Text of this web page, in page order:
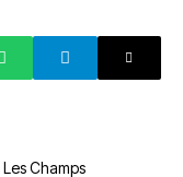
Les Champs